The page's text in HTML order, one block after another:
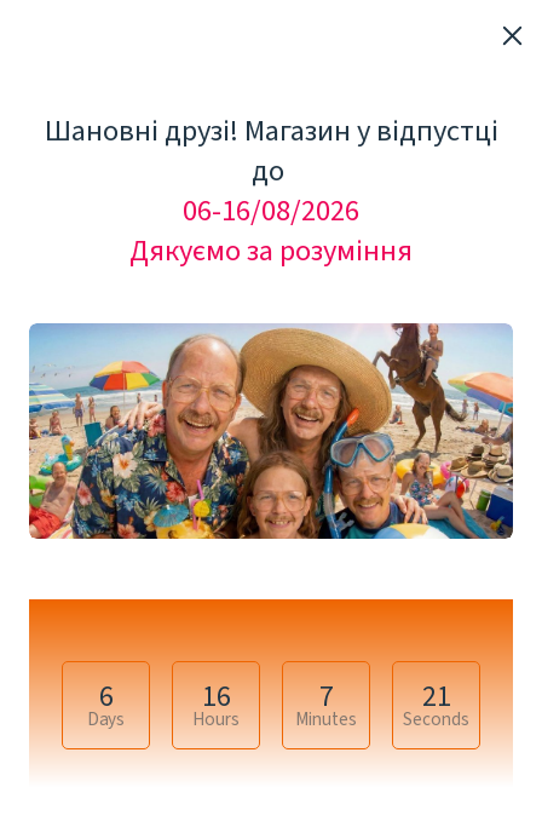
КОСМЕТОЛОГІЧНЕ ОБЛАДНАННЯ
Шановні друзі! Магазин у відпустці
до
06-16/08/2026
Дякуємо за розуміння
6
Days
16
Hours
7
Minutes
20
Seconds